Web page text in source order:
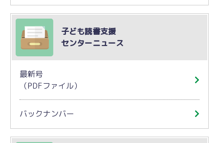
子ども読書支援
センターニュース
最新号
（PDFファイル）
バックナンバー